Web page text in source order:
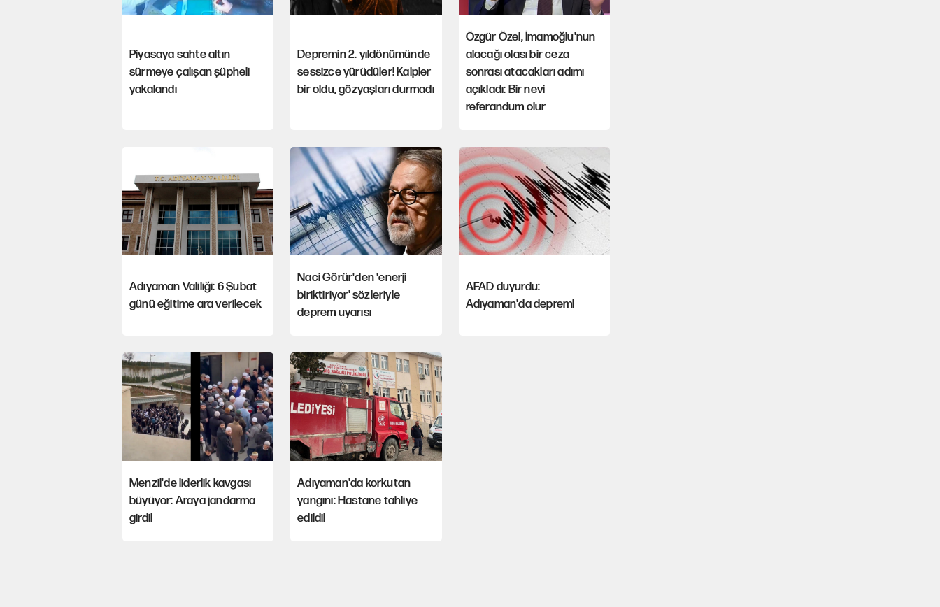
Piyasaya sahte altın
sürmeye çalışan şüpheli
yakalandı
Depremin 2. yıldönümünde
sessizce yürüdüler! Kalpler
bir oldu, gözyaşları durmadı
Özgür Özel, İmamoğlu'nun
alacağı olası bir ceza
sonrası atacakları adımı
açıkladı: Bir nevi
referandum olur
Adıyaman Valiliği: 6 Şubat
günü eğitime ara verilecek
Naci Görür'den 'enerji
biriktiriyor' sözleriyle
deprem uyarısı
AFAD duyurdu:
Adıyaman'da deprem!
Menzil'de liderlik kavgası
büyüyor: Araya jandarma
girdi!
Adıyaman'da korkutan
yangını: Hastane tahliye
edildi!